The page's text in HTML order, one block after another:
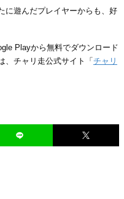
に遊んだプレイヤーからも、好
Playから無料でダウンロード
、チャリ走公式サイト「 チャリ